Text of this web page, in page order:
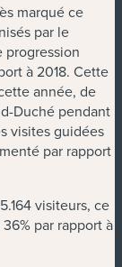
marqué ce
par le
progression
à 2018. Cette
année, de
Duché pendant
visites guidées
par rapport
visiteurs, ce
par rapport à